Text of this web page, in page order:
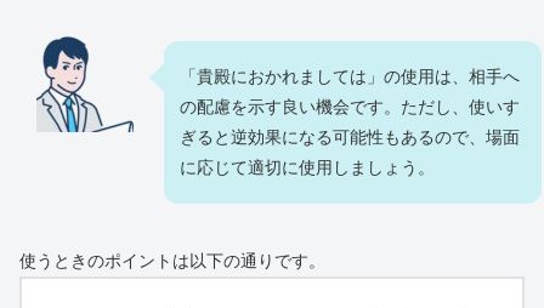
「貴殿におかれましては」の使用は、相手へ
の配慮を示す良い機会です。ただし、使いす
ぎると逆効果になる可能性もあるので、場面
に応じて適切に使用しましょう。
使うときのポイントは以下の通りです。